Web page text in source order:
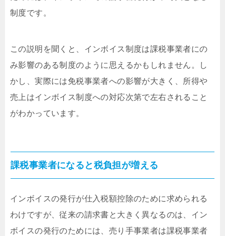
制度です。
この説明を聞くと、インボイス制度は課税事業者にの
み影響のある制度のように思えるかもしれません。し
かし、実際には免税事業者への影響が大きく、所得や
売上はインボイス制度への対応次第で左右されること
がわかっています。
課税事業者になると税負担が増える
インボイスの発行が仕入税額控除のために求められる
わけですが、従来の請求書と大きく異なるのは、イン
ボイスの発行のためには、売り手事業者は課税事業者